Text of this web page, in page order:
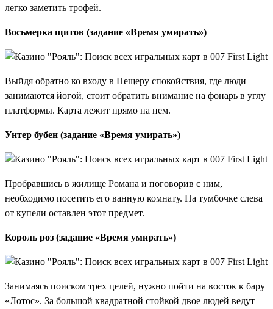
легко заметить трофей.
Восьмерка щитов (задание «Время умирать»)
Выйдя обратно ко входу в Пещеру спокойствия, где люди
занимаются йогой, стоит обратить внимание на фонарь в углу
платформы. Карта лежит прямо на нем.
Унтер бубен (задание «Время умирать»)
Пробравшись в жилище Романа и поговорив с ним,
необходимо посетить его ванную комнату. На тумбочке слева
от купели оставлен этот предмет.
Король роз (задание «Время умирать»)
Занимаясь поиском трех целей, нужно пойти на восток к бару
«Лотос». За большой квадратной стойкой двое людей ведут